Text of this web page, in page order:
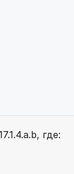
где: